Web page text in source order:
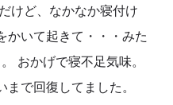
けど、なかなか寝付け
かいて起きて・・・みた
おかげで寝不足気味。
で回復してました。